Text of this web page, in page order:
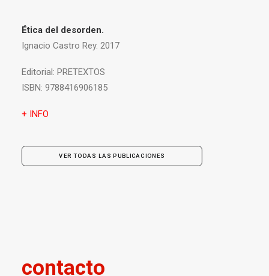
Ética del desorden.
Ignacio Castro Rey. 2017
Editorial: PRETEXTOS
ISBN: 9788416906185
+ INFO
VER TODAS LAS PUBLICACIONES
contacto